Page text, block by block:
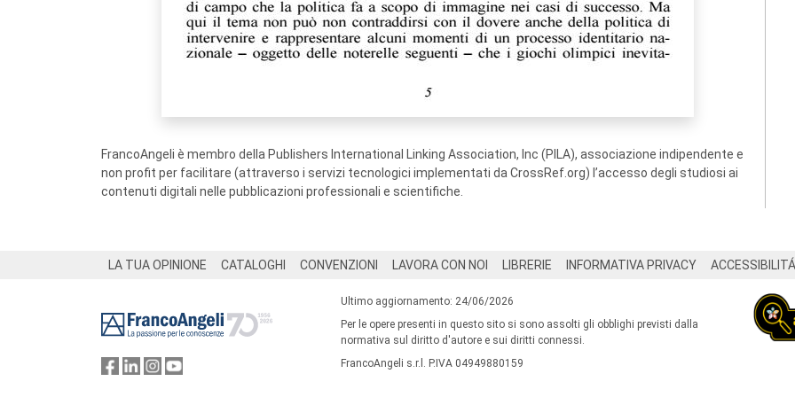
FrancoAngeli è membro della Publishers International Linking Association, Inc (PILA), associazione indipendente e
non profit per facilitare (attraverso i servizi tecnologici implementati da CrossRef.org) l’accesso degli studiosi ai
contenuti digitali nelle pubblicazioni professionali e scientifiche.
LA TUA OPINIONE CATALOGHI CONVENZIONI LAVORA CON NOI LIBRERIE INFORMATIVA PRIVACY ACCESSIBILITÁ
Ultimo aggiornamento: 24/06/2026
Per le opere presenti in questo sito si sono assolti gli obblighi previsti dalla
normativa sul diritto d'autore e sui diritti connessi.
FrancoAngeli s.r.l. P.IVA 04949880159